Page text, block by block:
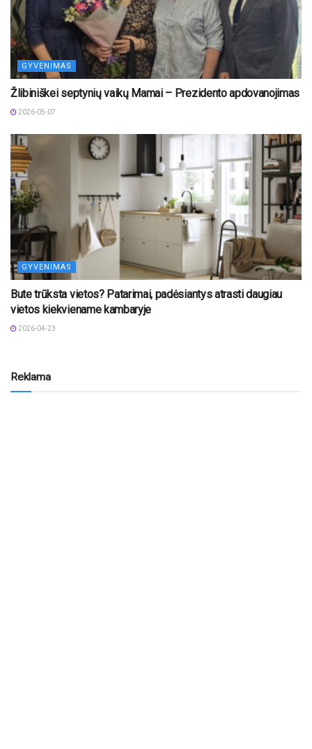
GYVENIMAS
Žlibiniškei septynių vaikų Mamai – Prezidento apdovanojimas
2026-05-07
GYVENIMAS
Bute trūksta vietos? Patarimai, padėsiantys atrasti daugiau
vietos kiekviename kambaryje
2026-04-23
Reklama